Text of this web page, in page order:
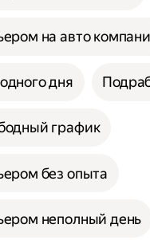
на авто
дня
график
без опыта
неполный день